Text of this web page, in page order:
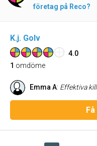
företag på Reco?
K.j. Golv
4.0
1 omdöme
Emma A: Effektiva killar som